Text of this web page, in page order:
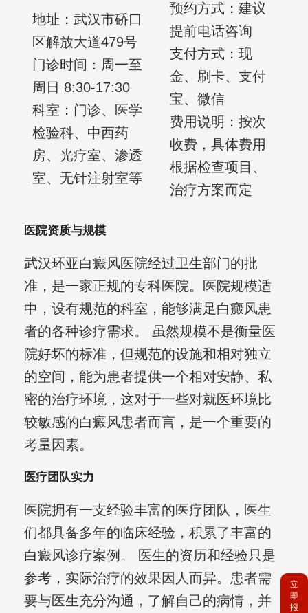
地址：武汉市硚口
区解放大道479号
门诊时间：周一至
周日 8:30-17:30
科室：门诊、医学
检验科、中西药
房、光疗室、渗透
室、无针注射室等
预约方式：建议
提前电话咨询
支付方式：现
金、刷卡、支付
宝、微信
费用说明：按次
收费，具体费用
根据检查项目、
治疗方案而定
医院资质与规模
武汉环亚白癜风医院经过卫生部门的批
准，是一家正规的专科医院。医院规模适
中，设有规范的科室，能够满足白癜风患
者的各种诊疗需求。 虽然规模不是衡量医
院好坏的标准，但规范的设施和相对独立
的空间，能为患者提供一个相对安静、私
密的治疗环境，这对于一些对就医环境比
较敏感的白癜风患者而言，是一个重要的
考量因素。
医疗团队实力
医院拥有一支经验丰富的医疗团队，医生
们都具备多年的临床经验，积累了丰富的
白癜风诊疗案例。 医生的资历和经验只是
参考，实际治疗的效果因人而异。患者需
要与医生充分沟通，了解自己的病情，并
立
即
报